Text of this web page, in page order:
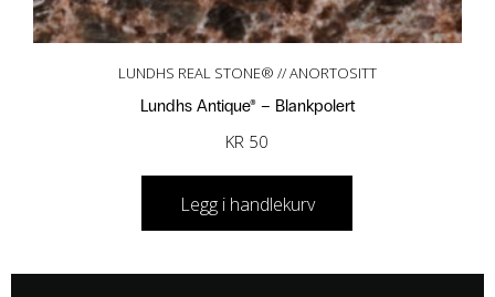
LUNDHS REAL STONE® // ANORTOSITT
Lundhs Antique® – Blankpolert
KR 50
Legg i handlekurv